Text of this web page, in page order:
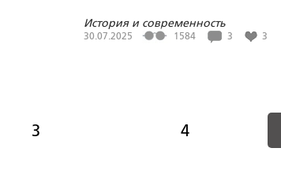
История и современность
30.07.2025 1584 3 3
3 4